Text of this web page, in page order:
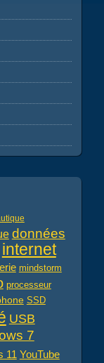
données
internet
mindstorm
processeur
SSD
USB
7
11 YouTube